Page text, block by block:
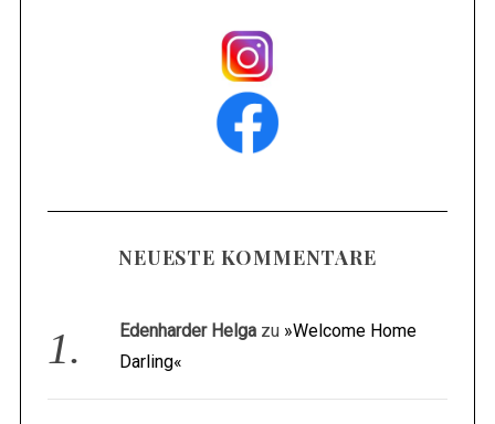
NEUESTE KOMMENTARE
Edenharder Helga zu »Welcome Home
Darling«